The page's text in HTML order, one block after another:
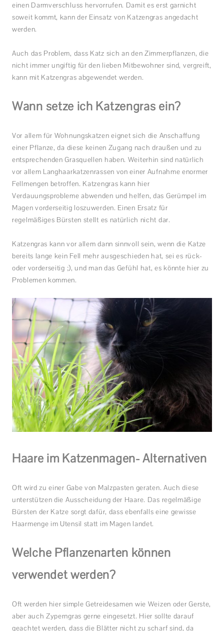
einen Darmverschluss hervorrufen. Damit es erst garnicht
soweit kommt, kann der Einsatz von Katzengras angedacht
werden.
Auch das Problem, dass Katz sich an den Zimmerpflanzen, die
nicht immer ungiftig für den lieben Mitbewohner sind, vergreift,
kann mit Katzengras abgewendet werden.
Wann setze ich Katzengras ein?
Vor allem für Wohnungskatzen eignet sich die Anschaffung
einer Pflanze, da diese keinen Zugang nach draußen und zu
entsprechenden Grasquellen haben. Weiterhin sind natürlich
vor allem Langhaarkatzenrassen von einer Aufnahme enormer
Fellmengen betroffen. Katzengras kann hier
Verdauungsprobleme abwenden und helfen, das Gerümpel im
Magen vorderseitig loszuwerden. Einen Ersatz für
regelmäßiges Bürsten stellt es natürlich nicht dar.
Katzengras kann vor allem dann sinnvoll sein, wenn die Katze
bereits lange kein Fell mehr ausgeschieden hat, sei es rück-
oder vorderseitig ;), und man das Gefühl hat, es könnte hier zu
Problemen kommen.
Haare im Katzenmagen- Alternativen
Oft wird zu einer Gabe von Malzpasten geraten. Auch diese
unterstützen die Ausscheidung der Haare. Das regelmäßige
Bürsten der Katze sorgt dafür, dass ebenfalls eine gewisse
Haarmenge im Utensil statt im Magen landet.
Welche Pflanzenarten können
verwendet werden?
Oft werden hier simple Getreidesamen wie Weizen oder Gerste,
aber auch Zyperngras gerne eingesetzt. Hier sollte darauf
geachtet werden, dass die Blätter nicht zu scharf sind, da